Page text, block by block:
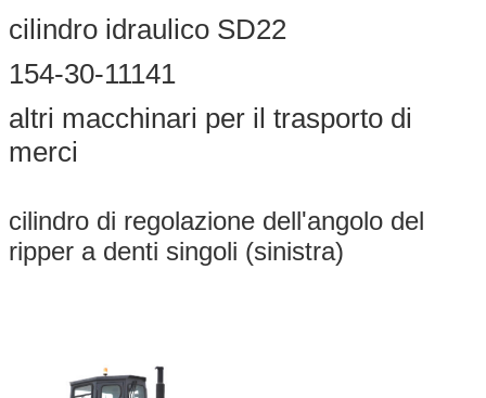
cilindro idraulico SD22
154-30-11141
altri macchinari per il trasporto di
merci
cilindro di regolazione dell'angolo del
ripper a denti singoli (sinistra)